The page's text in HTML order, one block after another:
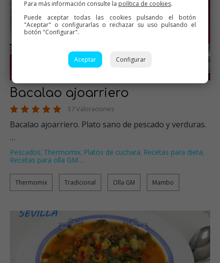
Bacalao ajoarriero
57 Valoraciones
Bacalao ajoarriero. Plato sano de pescado y verduras.
…
Pescados, Thermomix, Platos de cuchara, Recetas para dieta,
Recetas para olla GM…
Thermomix Tradicional Olla GM Mambo
Para más información consulte la política de cookies.
Puede aceptar todas las cookies pulsando el botón
"Aceptar" o configurarlas o rechazar su uso pulsando el
botón "Configurar".
Aceptar Configurar